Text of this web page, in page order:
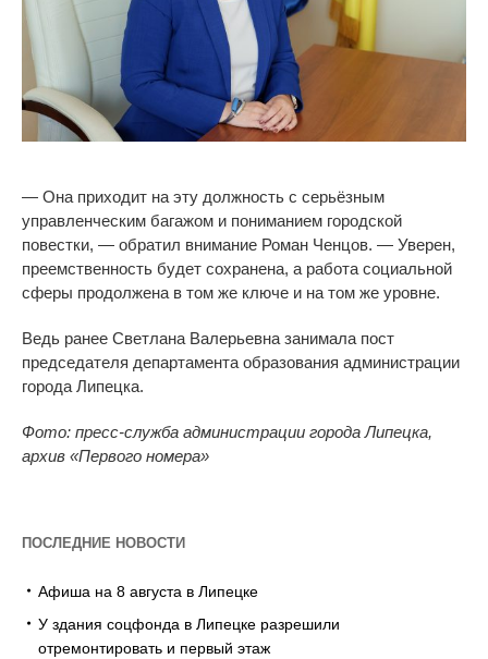
— Она приходит на эту должность с серьёзным
управленческим багажом и пониманием городской
повестки, — обратил внимание Роман Ченцов. — Уверен,
преемственность будет сохранена, а работа социальной
сферы продолжена в том же ключе и на том же уровне.
Ведь ранее Светлана Валерьевна занимала пост
председателя департамента образования администрации
города Липецка.
Фото: пресс-служба администрации города Липецка,
архив «Первого номера»
ПОСЛЕДНИЕ НОВОСТИ
Афиша на 8 августа в Липецке
У здания соцфонда в Липецке разрешили
отремонтировать и первый этаж